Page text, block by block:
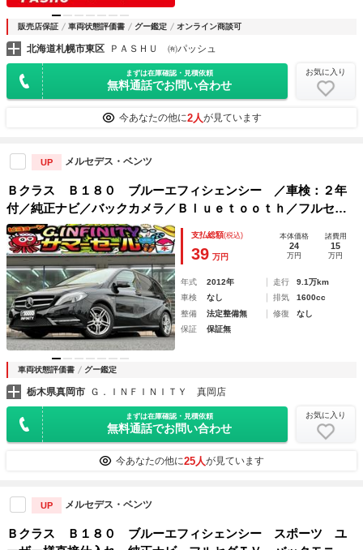
販売店保証 車両状態評価書 グー鑑定 オンライン商談可
北海道札幌市東区 ＰＡＳＨＵ ㈲パッシュ
まずは在庫確認・見積依頼
無料通話でお問い合わせ
お気に入り
今あなたの他に2人が見ています
UP メルセデス・ベンツ
Ｂクラス Ｂ１８０ ブルーエフィシェンシー ／車検：２年
付／純正ナビ／バックカメラ／Ｂｌｕｅｔｏｏｔｈ／フルセグ
／電動ハーフレザーシート／ＥＴＣ／ＨＩＤ／社外１７ＡＷ／
本革巻ステア／クルコン／ＡＵＴＯエアコン／タイミングチェ
ーン
支払総額(税込)
39 万円
本体価格
24
万円
諸費用
15
万円
年式 2012年 走行
9.1万km
車検
なし 排気
1600cc
整備
法定整備無 修復
なし
保証
保証無
車両状態評価書 グー鑑定
栃木県真岡市 Ｇ．ＩＮＦＩＮＩＴＹ 真岡店
まずは在庫確認・見積依頼
無料通話でお問い合わせ
お気に入り
今あなたの他に25人が見ています
UP メルセデス・ベンツ
Ｂクラス Ｂ１８０ ブルーエフィシェンシー スポーツ ユ